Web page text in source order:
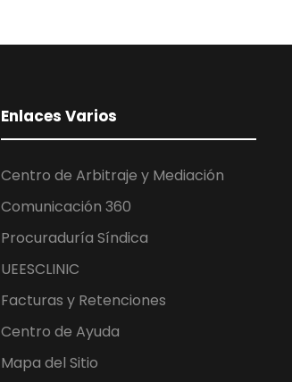
Enlaces Varios
Centro de Arbitraje y Mediación
Comunicación 360
Procuraduría Síndica
UEESCLINIC
Facturas y Retenciones
Centro de Ayuda
Mapa del Sitio